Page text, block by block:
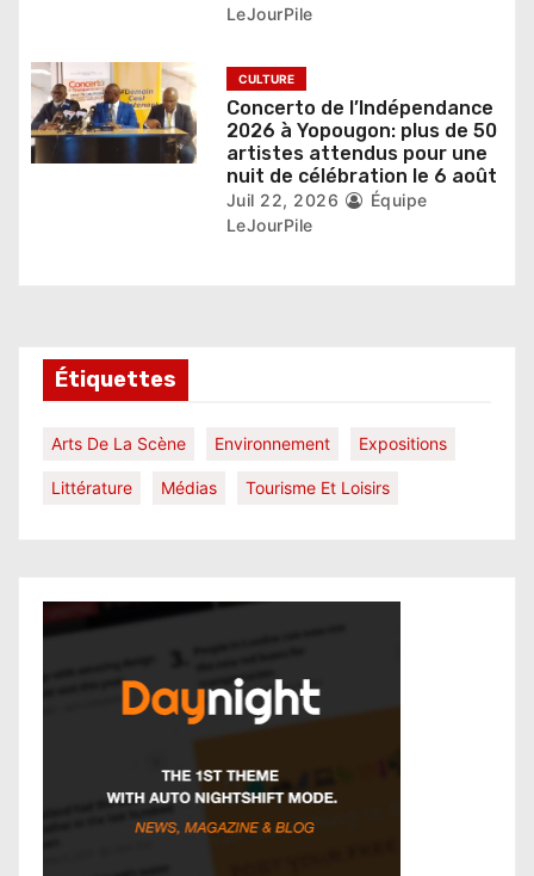
LeJourPile
CULTURE
Concerto de l’Indépendance
2026 à Yopougon: plus de 50
artistes attendus pour une
nuit de célébration le 6 août
Juil 22, 2026
Équipe
LeJourPile
Étiquettes
Arts De La Scène Environnement Expositions
Littérature Médias Tourisme Et Loisirs